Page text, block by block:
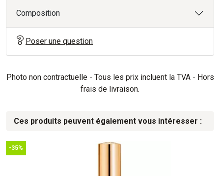
Composition
Poser une question
Photo non contractuelle - Tous les prix incluent la TVA - Hors
frais de livraison.
Ces produits peuvent également vous intéresser :
-35%